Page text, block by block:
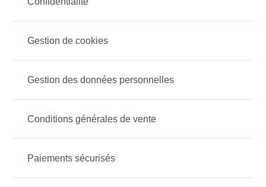
Gestion de cookies
Gestion des données personnelles
Conditions générales de vente
Paiements sécurisés